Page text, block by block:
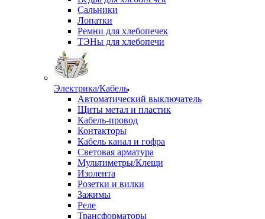
Сальники
Лопатки
Ремни для хлебопечек
ТЭНы для хлебопечи
Электрика/Кабель
Автоматический выключатель
Щиты метал и пластик
Кабель-провод
Контакторы
Кабель канал и гофра
Световая арматура
Мультиметры/Клещи
Изолента
Розетки и вилки
Зажимы
Реле
Трансформаторы